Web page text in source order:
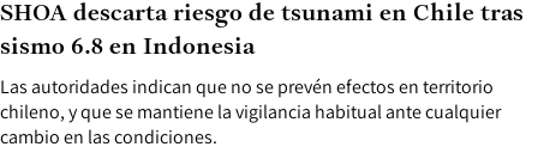
Las autoridades indican que no se prevén efectos en territorio
chileno, y que se mantiene la vigilancia habitual ante cualquier
cambio en las condiciones.
SHOA descarta riesgo de tsunami en Chile tras
sismo 6.8 en Indonesia